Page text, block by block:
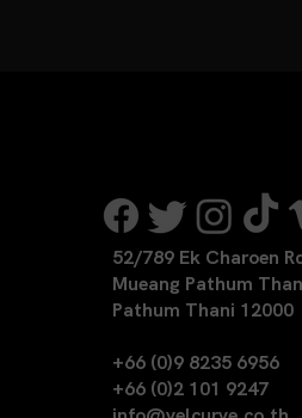
52/789 Ek Charoen
Mueang Pathum
Pathum Thani 12000
+66 (0)9 8235 6956
+66 (0)2 101 9247